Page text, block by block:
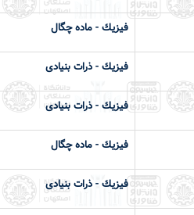
فيزيك - ماده چگال
فيزيك - ذرات بنیادی
فيزيك - ذرات بنیادی
فيزيك - ماده چگال
فيزيك - ذرات بنیادی